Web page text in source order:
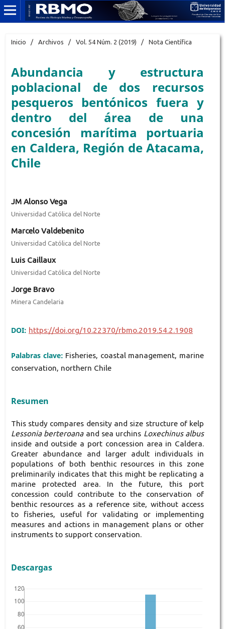
Inicio / Archivos / Vol. 54 Núm. 2 (2019) / Nota Científica
Abundancia y estructura
poblacional de dos recursos
pesqueros bentónicos fuera y
dentro del área de una
concesión marítima portuaria
en Caldera, Región de Atacama,
Chile
JM Alonso Vega
Universidad Católica del Norte
Marcelo Valdebenito
Universidad Católica del Norte
Luis Caillaux
Universidad Católica del Norte
Jorge Bravo
Minera Candelaria
DOI: https://doi.org/10.22370/rbmo.2019.54.2.1908
Palabras clave: Fisheries, coastal management, marine
conservation, northern Chile
Resumen
This study compares density and size structure of kelp
Lessonia berteroanaand sea urchins Loxechinus albus
inside and outside a port concession area in Caldera.
Greater abundance and larger adult individuals in
populations of both benthic resources in this zone
preliminarily indicates that this might be replicating a
marine protected area. In the future, this port
concession could contribute to the conservation of
benthic resources as a reference site, without access
to fisheries, useful for validating or implementing
measures and actions in management plans or other
instruments to support conservation.
Descargas